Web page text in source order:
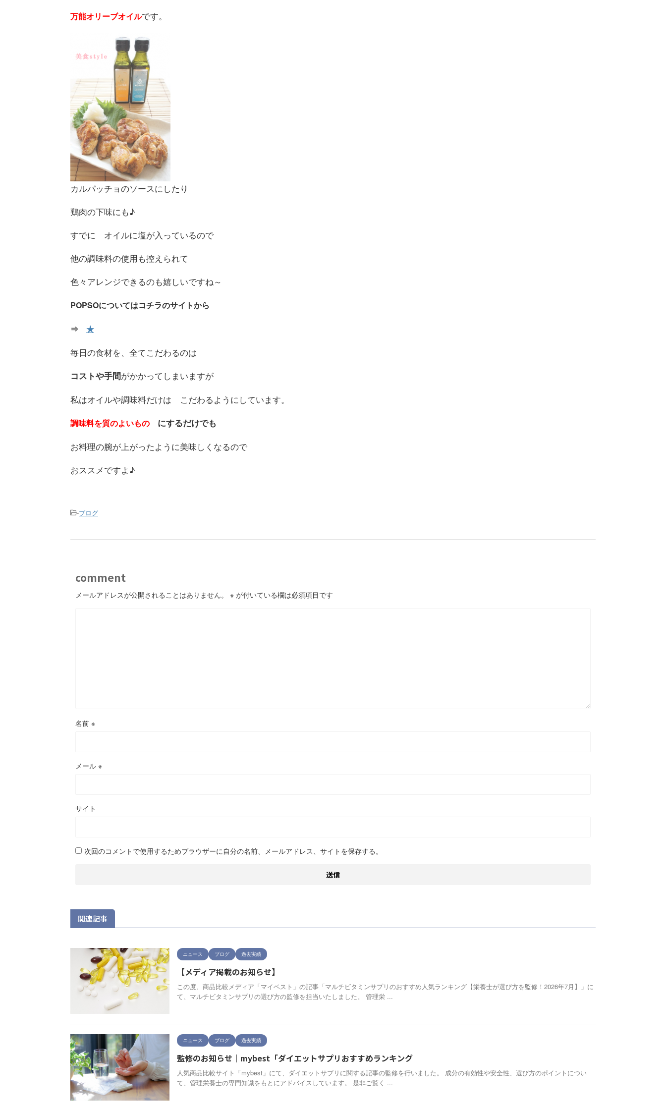
万能オリーブオイルです。
カルパッチョのソースにしたり
鶏肉の下味にも♪
すでに オイルに塩が入っているので
他の調味料の使用も控えられて
色々アレンジできるのも嬉しいですね～
POPSOについてはコチラのサイトから
⇒ ★
毎日の食材を、全てこだわるのは
コストや手間がかかってしまいますが
私はオイルや調味料だけは こだわるようにしています。
調味料を質のよいもの にするだけでも
お料理の腕が上がったように美味しくなるので
おススメですよ♪
-ブログ
comment
メールアドレスが公開されることはありません。 ※ が付いている欄は必須項目です
名前 ※
メール ※
サイト
次回のコメントで使用するためブラウザーに自分の名前、メールアドレス、サイトを保存する。
関連記事
ニュース ブログ 過去実績
【メディア掲載のお知らせ】
この度、商品比較メディア「マイベスト」の記事「マルチビタミンサプリのおすすめ人気ランキング【栄養士が選び方を監修！2026年7月】」に
て、マルチビタミンサプリの選び方の監修を担当いたしました。 管理栄 ...
ニュース ブログ 過去実績
監修のお知らせ｜mybest「ダイエットサプリおすすめランキング
人気商品比較サイト「mybest」にて、ダイエットサプリに関する記事の監修を行いました。 成分の有効性や安全性、選び方のポイントについ
て、管理栄養士の専門知識をもとにアドバイスしています。 是非ご覧く ...